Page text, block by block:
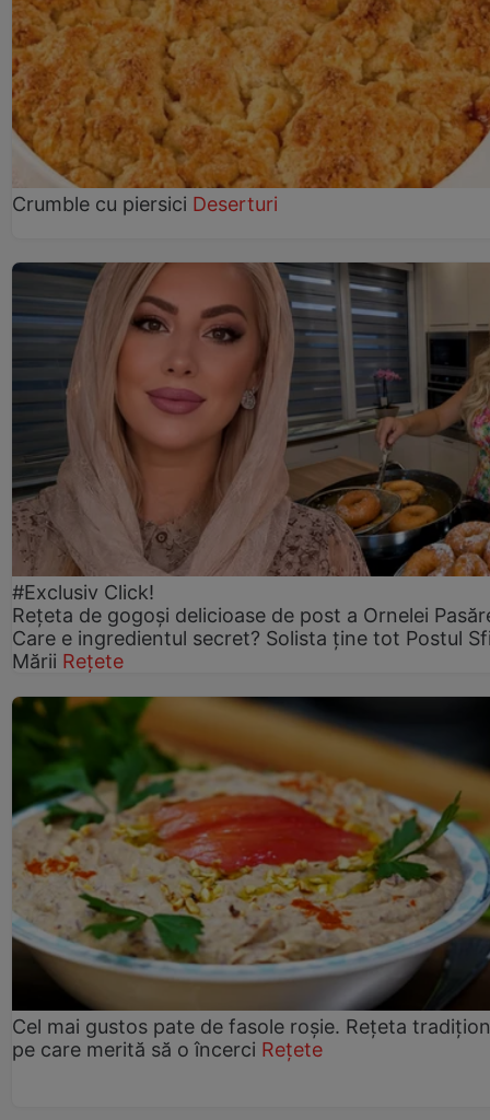
Crumble cu piersici Deserturi
#Exclusiv Click!
Rețeta de gogoşi delicioase de post a Ornelei
Care e ingredientul secret? Solista ține tot Postul
Mării Rețete
Cel mai gustos pate de fasole roșie. Rețeta
pe care merită să o încerci Rețete